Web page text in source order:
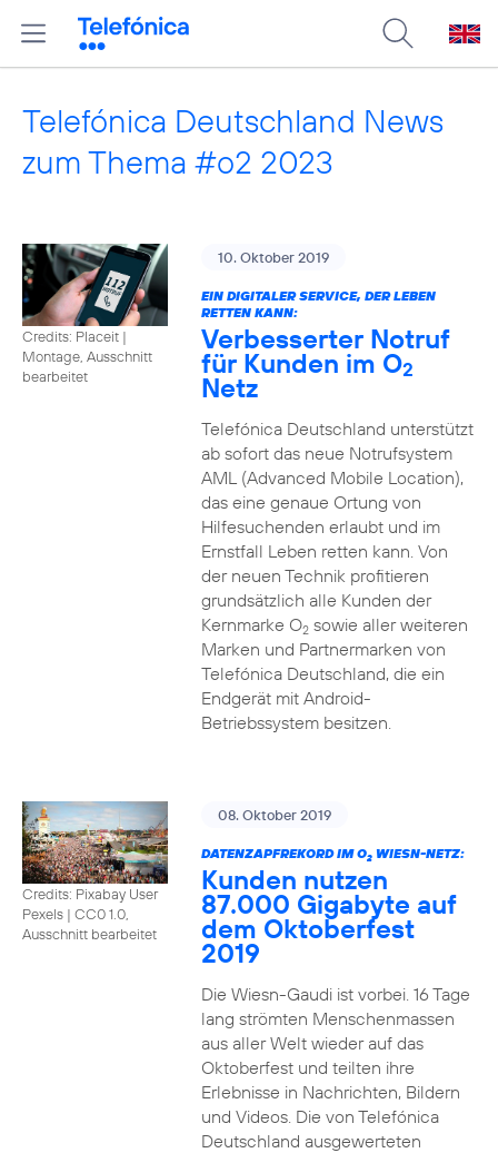
Telefónica Deutschland News
zum Thema #o2 2023
Credits: Placeit |
Montage, Ausschnitt
bearbeitet
10. Oktober 2019
EIN DIGITALER SERVICE, DER LEBEN
RETTEN KANN:
Verbesserter Notruf
für Kunden im O2
Netz
Telefónica Deutschland unterstützt
ab sofort das neue Notrufsystem
AML (Advanced Mobile Location),
das eine genaue Ortung von
Hilfesuchenden erlaubt und im
Ernstfall Leben retten kann. Von
der neuen Technik profitieren
grundsätzlich alle Kunden der
Kernmarke O2sowie aller weiteren
Marken und Partnermarken von
Telefónica Deutschland, die ein
Endgerät mit Android-
Betriebssystem besitzen.
Credits: Pixabay User
Pexels | CC0 1.0,
Ausschnitt bearbeitet
08. Oktober 2019
DATENZAPFREKORD IM O2WIESN-NETZ:
Kunden nutzen
87.000 Gigabyte auf
dem Oktoberfest
2019
Die Wiesn-Gaudi ist vorbei. 16 Tage
lang strömten Menschenmassen
aus aller Welt wieder auf das
Oktoberfest und teilten ihre
Erlebnisse in Nachrichten, Bildern
und Videos. Die von Telefónica
Deutschland ausgewerteten